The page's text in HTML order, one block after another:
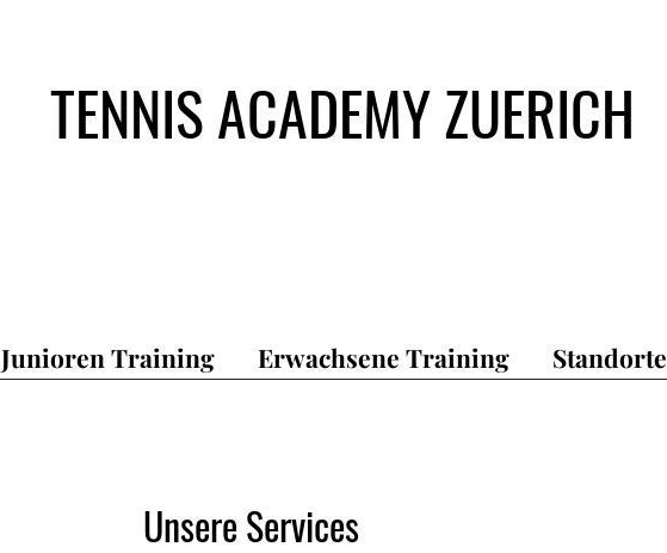
TENNIS ACADEMY ZUERICH
Junioren Training Erwachsene Training Standorte
Unsere Services